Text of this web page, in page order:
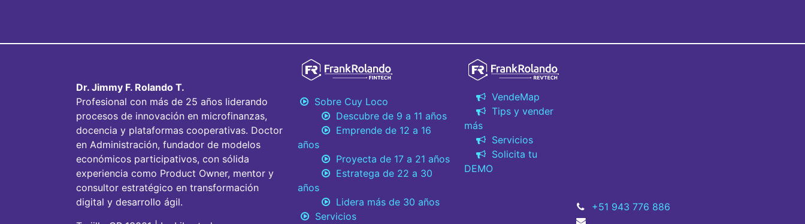
Dr. Jimmy F. Rolando T.
Profesional con más de 25 años liderando
procesos de innovación en microfinanzas,
docencia y plataformas cooperativas. Doctor
en Administración, fundador de modelos
económicos participativos, con sólida
experiencia como Product Owner, mentor y
consultor estratégico en transformación
digital y desarrollo ágil.
VendeMap
Tips y vender
más
Servicios
Solicita tu
DEMO
+51 943 776 886
Sobre Cuy Loco
Descubre de 9 a 11 años
Emprende de 12 a 16
años
Proyecta de 17 a 21 años
Estratega de 22 a 30
años
Lidera más de 30 años
Servicios